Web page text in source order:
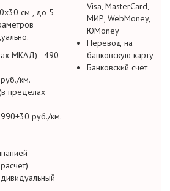
см , до 5
МКАД) - 490
км.
пределах
990+30 руб./км.
Visa, MasterCard,
МИР, WebMoney,
ЮMoney
Перевод на
банковскую карту
Банковский счет